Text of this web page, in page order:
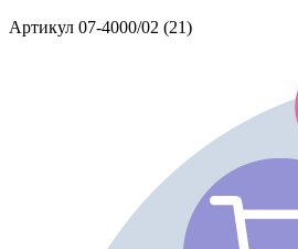
Артикул 07-4000/02 (21)